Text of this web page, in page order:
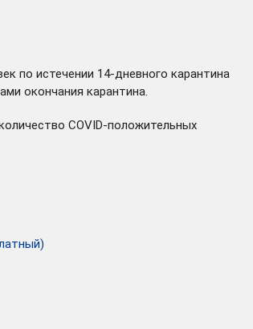
по истечении 14-дневного карантина
окончания карантина.
COVID-положительных